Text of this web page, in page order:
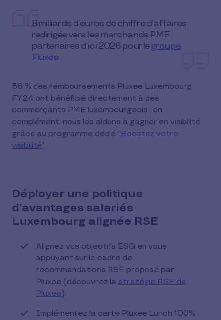
8 milliards d’euros de chiffre d’affaires
redirigés vers les marchands PME
partenaires d’ici 2026 pour legroupe
Pluxee.
36 % des remboursements Pluxee Luxembourg
FY24 ont bénéficié directement à des
commerçants PME luxembourgeois ; en
complément, nous les aidons à gagner en visibilité
grâce au programme dédié “Boostez votre
visibilité”.
Déployer une politique
d’avantages salariés
Luxembourg alignée RSE
Alignez vos objectifs ESG en vous
appuyant sur le cadre de
recommandations RSE proposé par
Pluxee (découvrez la stratégie RSE de
Pluxee).
Implémentez la carte Pluxee Lunch 100%